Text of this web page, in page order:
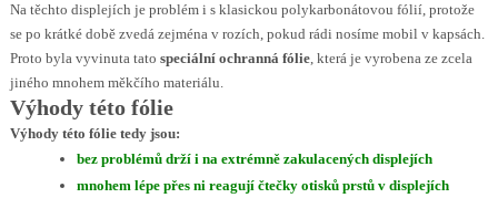
Na těchto displejích je problém i s klasickou polykarbonátovou fólií, protože
se po krátké době zvedá zejména v rozích, pokud rádi nosíme mobil v kapsách.
Proto byla vyvinuta tato speciální ochranná fólie, která je vyrobena ze zcela
jiného mnohem měkčího materiálu.
Výhody této fólie
Výhody této fólie tedy jsou:
bez problémů drží i na extrémně zakulacených displejích
mnohem lépe přes ni reagují čtečky otisků prstů v displejích